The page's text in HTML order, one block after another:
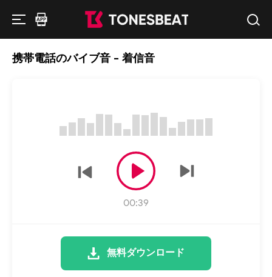
携帯電話のバイブ音 - 着信音
00:39
無料ダウンロード